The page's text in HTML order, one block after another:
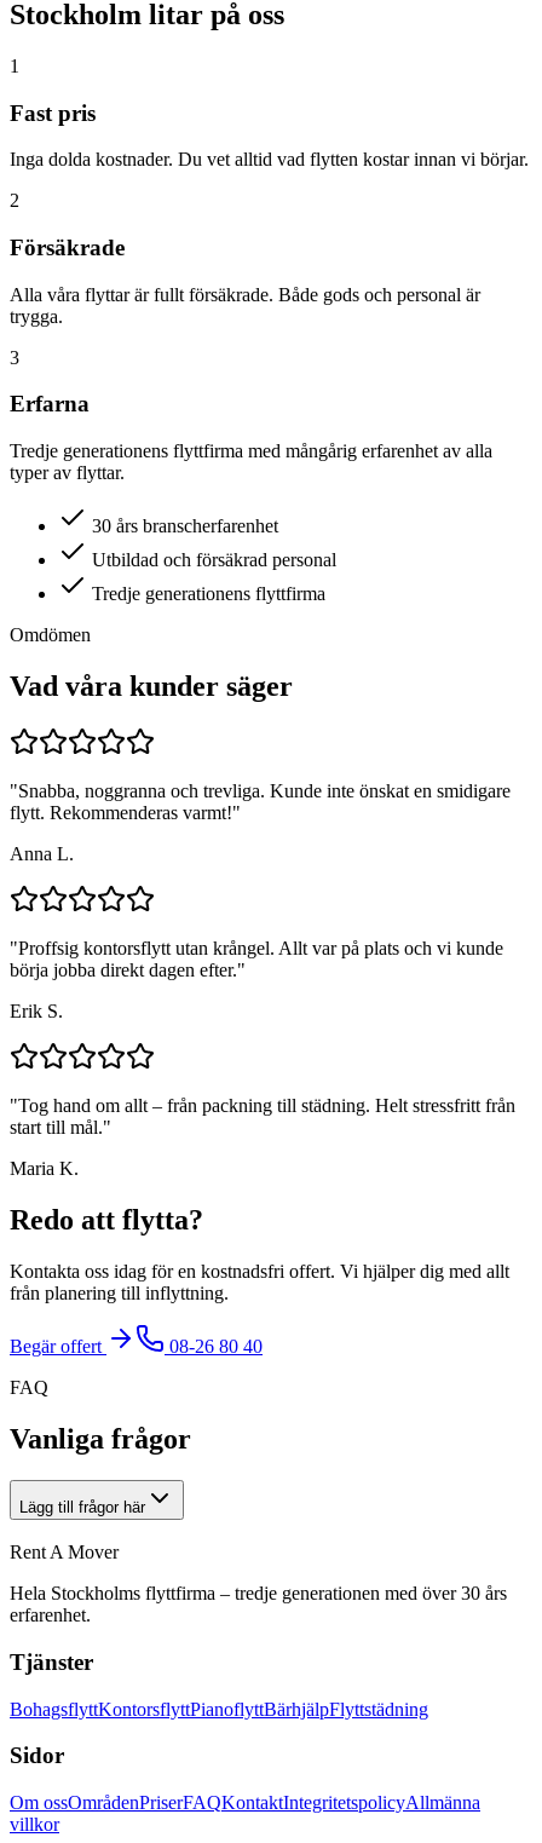
Stockholm litar på oss
1
Fast pris
Inga dolda kostnader. Du vet alltid vad flytten kostar innan vi börjar.
2
Försäkrade
Alla våra flyttar är fullt försäkrade. Både gods och personal är
trygga.
3
Erfarna
Tredje generationens flyttfirma med mångårig erfarenhet av alla
typer av flyttar.
30 års branscherfarenhet
Utbildad och försäkrad personal
Tredje generationens flyttfirma
Omdömen
Vad våra kunder säger
"Snabba, noggranna och trevliga. Kunde inte önskat en smidigare
flytt. Rekommenderas varmt!"
Anna L.
"Proffsig kontorsflytt utan krångel. Allt var på plats och vi kunde
börja jobba direkt dagen efter."
Erik S.
"Tog hand om allt – från packning till städning. Helt stressfritt från
start till mål."
Maria K.
Redo att flytta?
Kontakta oss idag för en kostnadsfri offert. Vi hjälper dig med allt
från planering till inflyttning.
Begär offert
08-26 80 40
FAQ
Vanliga frågor
Lägg till frågor här
Rent A Mover
Hela Stockholms flyttfirma – tredje generationen med över 30 års
erfarenhet.
Tjänster
BohagsflyttKontorsflyttPianoflyttBärhjälpFlyttstädning
Sidor
Om ossOmrådenPriserFAQKontaktIntegritetspolicyAllmänna
villkor